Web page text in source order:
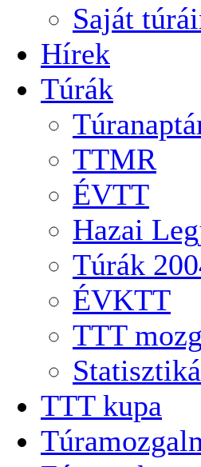
Saját
Hírek
Túrák
TTMR
ÉVTT
Hazai
Túrák
ÉVKTT
TTT
TTT kupa